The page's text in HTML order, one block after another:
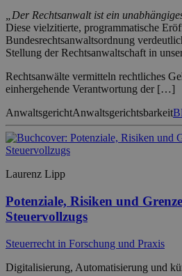
„Der Rechtsanwalt ist ein
Diese vielzitierte, programmatische
Bundesrechtsanwaltsordnung
Stellung der Rechtsanwaltschaft in
Rechtsanwälte vermitteln rechtliches
einhergehende Verantwortung der […]
AnwaltsgerichtAnwaltsgerichtsbarkeit
Laurenz Lipp
Potenziale, Risiken und
Steuervollzugs
Steuerrecht in Forschung und Praxis
Digitalisierung, Automatisierung und